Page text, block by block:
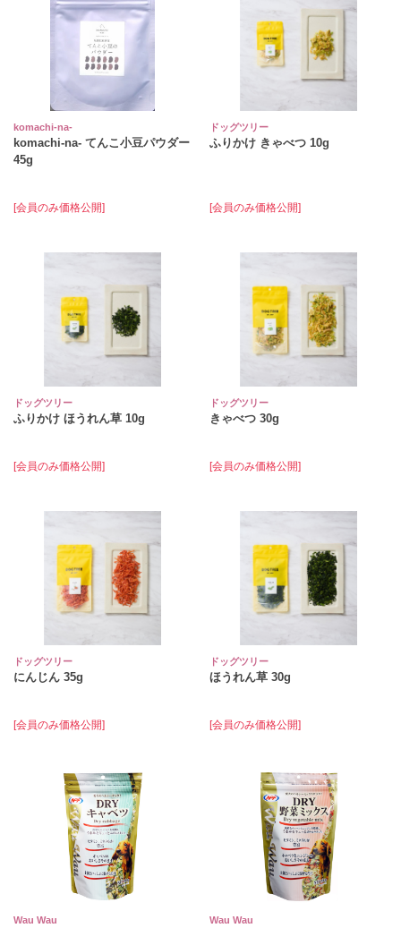
komachi‐na‐
komachi-na- てんこ小豆パウダー
45g
[会員のみ価格公開]
ドッグツリー
ふりかけ きゃべつ 10g
[会員のみ価格公開]
ドッグツリー
ふりかけ ほうれん草 10g
[会員のみ価格公開]
ドッグツリー
きゃべつ 30g
[会員のみ価格公開]
ドッグツリー
にんじん 35g
[会員のみ価格公開]
ドッグツリー
ほうれん草 30g
[会員のみ価格公開]
Wau Wau Wau Wau